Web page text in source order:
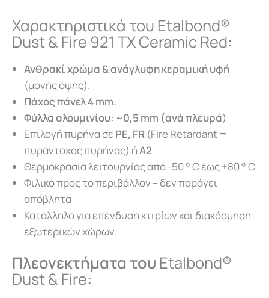
Χαρακτηριστικά του Etalbond®
Dust & Fire 921 TX Ceramic Red:
Ανθρακί χρώμα & ανάγλυφη κεραμική υφή
(μονής όψης).
Πάχος πάνελ 4 mm.
Φύλλα αλουμινίου: ~0,5 mm (ανάπλευρά)
Επιλογή πυρήνα σε PE, FR (Fire Retardant =
πυράντοχος πυρήνας) ή Α2
Θερμοκρασία λειτουργίας από -50 ° C έως +80 ° C
Φιλικό προς το περιβάλλον – δεν παράγει
απόβλητα
Κατάλληλο για επένδυση κτιρίων και διακόσμηση
εξωτερικών χώρων.
Πλεονεκτήματα του Etalbond®
Dust & Fire: